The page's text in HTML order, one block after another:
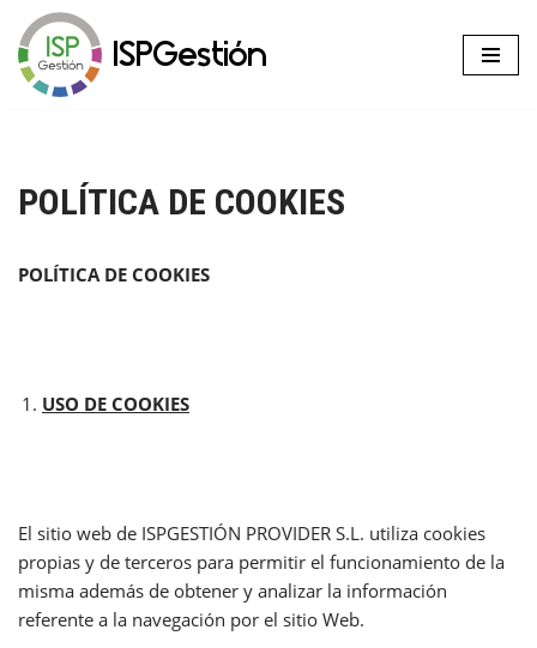
Saltar
ISPGestión
POLÍTICA DE COOKIES
POLÍTICA DE COOKIES
USO DE COOKIES
El sitio web de ISPGESTIÓN PROVIDER S.L. utiliza cookies
propias y de terceros para permitir el funcionamiento de la
misma además de obtener y analizar la información
referente a la navegación por el sitio Web.